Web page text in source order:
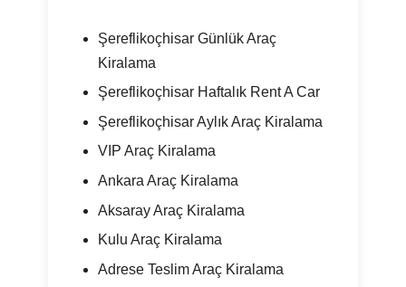
Şereflikoçhisar Günlük Araç
Kiralama
Şereflikoçhisar Haftalık Rent A Car
Şereflikoçhisar Aylık Araç Kiralama
VIP Araç Kiralama
Ankara Araç Kiralama
Aksaray Araç Kiralama
Kulu Araç Kiralama
Adrese Teslim Araç Kiralama